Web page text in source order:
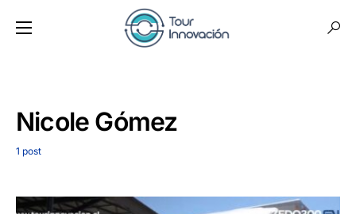
Nicole Gómez
1 post